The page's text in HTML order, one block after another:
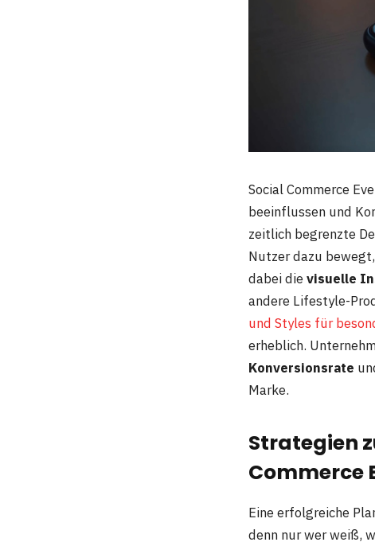
Social Commerce
beeinflussen und
zeitlich begrenzte
Nutzer dazu
dabei die visuelle
andere Lifestyle-
und Styles für
erheblich.
Konversionsrate
Marke.
Strategien
Commerce
Eine erfolgreiche
denn nur wer weiß,